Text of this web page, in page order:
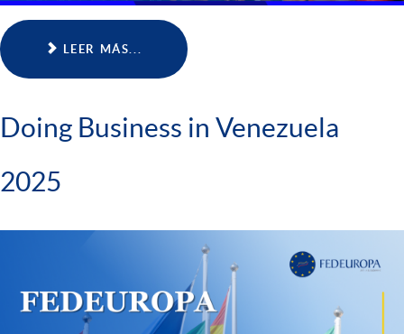
LEER MÁS...
Doing Business in Venezuela
2025